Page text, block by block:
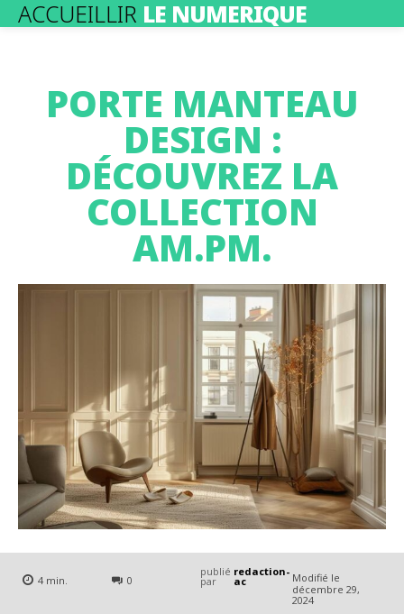
ACCUEILLIR LE NUMERIQUE
PORTE MANTEAU
DESIGN :
DÉCOUVREZ LA
COLLECTION
AM.PM.
4 min. 0
publié
par
redaction-
ac
Modifié le
décembre 29,
2024